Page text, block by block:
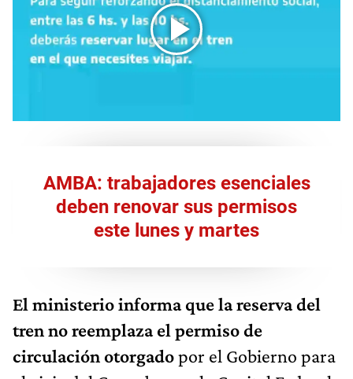
AMBA: trabajadores esenciales
deben renovar sus permisos
este lunes y martes
El ministerio informa que la reserva del
tren no reemplaza el permiso de
circulación otorgadopor el Gobierno para